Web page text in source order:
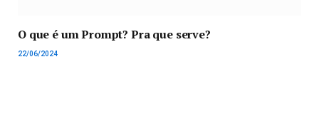
O que é um Prompt? Pra que serve?
22/06/2024